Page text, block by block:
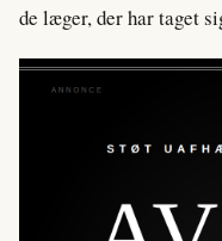
de læger, der har taget